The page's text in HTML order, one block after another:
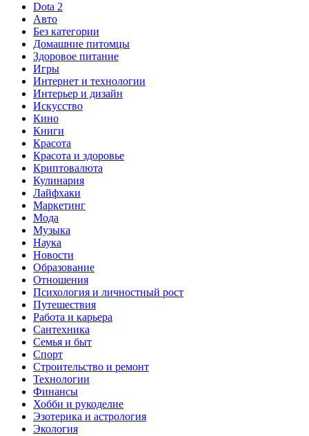
Dota 2
Авто
Без категории
Домашние питомцы
Здоровое питание
Игры
Интернет и технологии
Интерьер и дизайн
Искусство
Кино
Книги
Красота
Красота и здоровье
Криптовалюта
Кулинария
Лайфхаки
Маркетинг
Мода
Музыка
Наука
Новости
Образование
Отношения
Психология и личностный рост
Путешествия
Работа и карьера
Сантехника
Семья и быт
Спорт
Строительство и ремонт
Технологии
Финансы
Хобби и рукоделие
Эзотерика и астрология
Экология